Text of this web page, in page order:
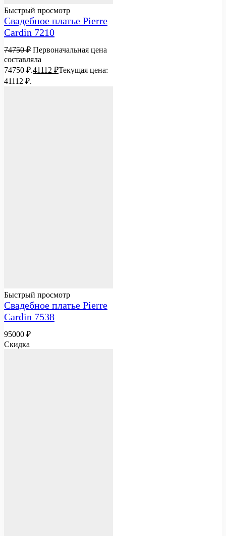
Быстрый просмотр
Свадебное платье Pierre
Cardin 7210
74750₽ Первоначальная цена
составляла
74750 ₽.41112 ₽Текущая цена:
41112 ₽.
Быстрый просмотр
Свадебное платье Pierre
Cardin 7538
95000 ₽
Скидка